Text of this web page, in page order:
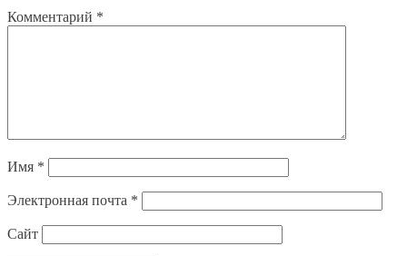
Комментарий *
Имя *
Электронная почта *
Сайт